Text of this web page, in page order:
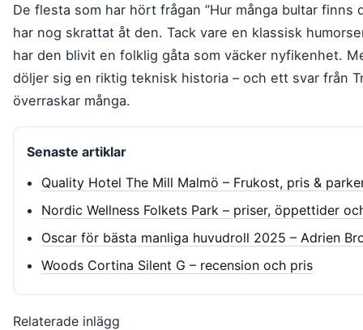
De flesta som har hört frågan ”Hur många bultar finns
har nog skrattat åt den. Tack vare en klassisk
har den blivit en folklig gåta som väcker nyfikenhet.
döljer sig en riktig teknisk historia – och ett svar från
överraskar många.
Senaste artiklar
Quality Hotel The Mill Malmö – Frukost, pris &
Nordic Wellness Folkets Park – priser, öppettider
Oscar för bästa manliga huvudroll 2025 – Adrien
Woods Cortina Silent G – recension och pris
Relaterade inlägg